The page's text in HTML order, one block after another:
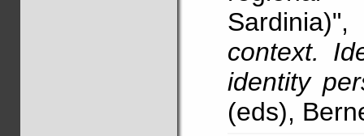
context.
identity
(eds),